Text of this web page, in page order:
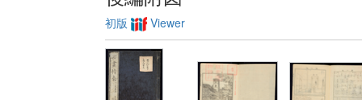
初版 Viewer